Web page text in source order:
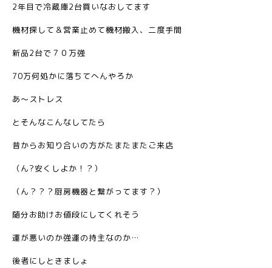
2年目で冷蔵庫2台買いなおしてます
機材探して＆営業止めて機材搬入、二度手間
新品2台で７０万強
70万何処かに落ちてへんやろか
あ〜ストレス
とそんなこんなしてたら
昔からお知り合いの方がたまたまたご来店
（ん?安くしよか！？）
（ん？？？厨房機器と繋がってます？）
随分お助けお値段にしてくれそう
運が悪いのか強運の持主なのか…
後者にしときましょ